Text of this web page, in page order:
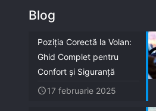
Blog
Poziția Corectă la Volan:
Ghid Complet pentru
Confort și Siguranță
17 februarie 2025